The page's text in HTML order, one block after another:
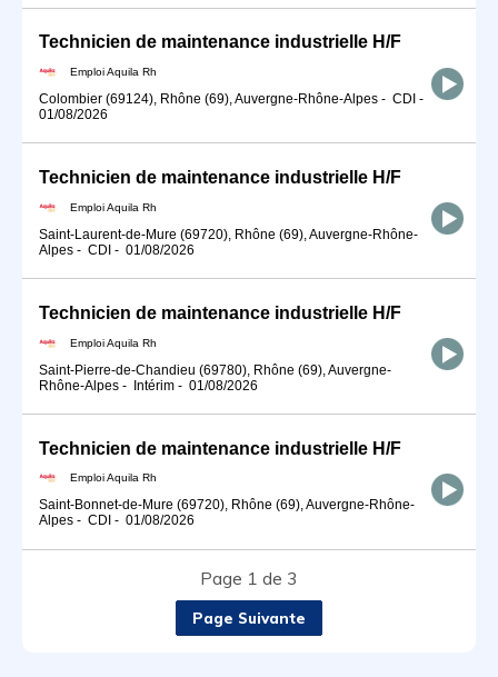
Technicien de maintenance industrielle H/F
Emploi Aquila Rh
Colombier (69124), Rhône (69), Auvergne-Rhône-Alpes - CDI -
01/08/2026
Technicien de maintenance industrielle H/F
Emploi Aquila Rh
Saint-Laurent-de-Mure (69720), Rhône (69), Auvergne-Rhône-
Alpes - CDI - 01/08/2026
Technicien de maintenance industrielle H/F
Emploi Aquila Rh
Saint-Pierre-de-Chandieu (69780), Rhône (69), Auvergne-
Rhône-Alpes - Intérim - 01/08/2026
Technicien de maintenance industrielle H/F
Emploi Aquila Rh
Saint-Bonnet-de-Mure (69720), Rhône (69), Auvergne-Rhône-
Alpes - CDI - 01/08/2026
Page 1 de 3
Page Suivante